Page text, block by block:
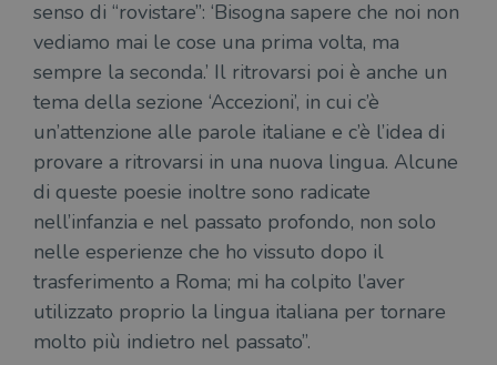
senso di “rovistare”: ‘Bisogna sapere che noi non
vediamo mai le cose una prima volta, ma
sempre la seconda.’ Il ritrovarsi poi è anche un
tema della sezione ‘Accezioni’, in cui c’è
un’attenzione alle parole italiane e c’è l’idea di
provare a ritrovarsi in una nuova lingua. Alcune
di queste poesie inoltre sono radicate
nell’infanzia e nel passato profondo, non solo
nelle esperienze che ho vissuto dopo il
trasferimento a Roma; mi ha colpito l’aver
utilizzato proprio la lingua italiana per tornare
molto più indietro nel passato”.